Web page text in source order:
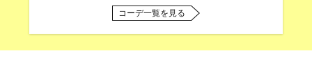
コーデ一覧を見る